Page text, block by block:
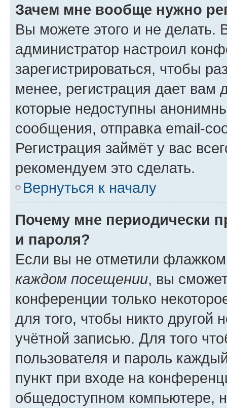
Зачем мне вообще нужно
Вы можете этого и не делать.
администратор настроил
зарегистрироваться, чтобы
менее, регистрация дает вам
которые недоступны
сообщения, отправка email-
Регистрация займёт у вас
рекомендуем это сделать.
Вернуться к началу
Почему мне периодически
и пароля?
Если вы не отметили
каждом посещении, вы
конференции только
для того, чтобы никто другой
учётной записью. Для того
пользователя и пароль
пункт при входе на
общедоступном компьютере,